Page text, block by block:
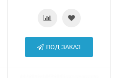
ПОД ЗАКАЗ